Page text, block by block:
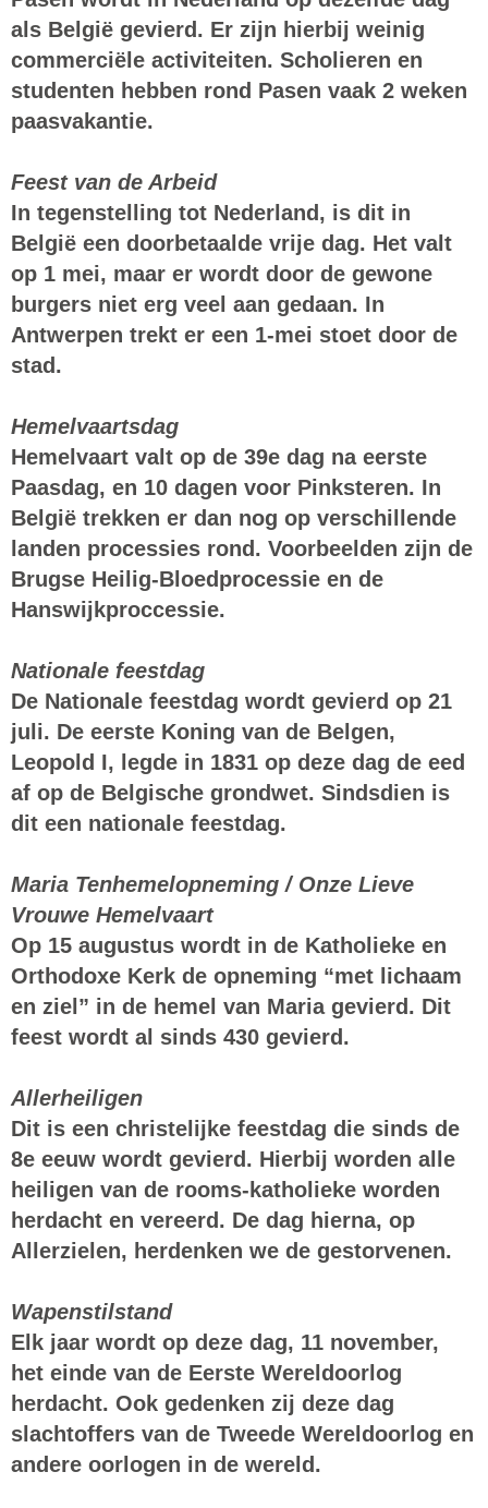
als België gevierd. Er zijn hierbij weinig
commerciële activiteiten. Scholieren en
studenten hebben rond Pasen vaak 2 weken
paasvakantie.
Feest van de Arbeid
In tegenstelling tot Nederland, is dit in
België een doorbetaalde vrije dag. Het valt
op 1 mei, maar er wordt door de gewone
burgers niet erg veel aan gedaan. In
Antwerpen trekt er een 1-mei stoet door de
stad.
Hemelvaartsdag
Hemelvaart valt op de 39e dag na eerste
Paasdag, en 10 dagen voor Pinksteren. In
België trekken er dan nog op verschillende
landen processies rond. Voorbeelden zijn de
Brugse Heilig-Bloedprocessie en de
Hanswijkproccessie.
Nationale feestdag
De Nationale feestdag wordt gevierd op 21
juli. De eerste Koning van de Belgen,
Leopold I, legde in 1831 op deze dag de eed
af op de Belgische grondwet. Sindsdien is
dit een nationale feestdag.
Maria Tenhemelopneming / Onze Lieve
Vrouwe Hemelvaart
Op 15 augustus wordt in de Katholieke en
Orthodoxe Kerk de opneming “met lichaam
en ziel” in de hemel van Maria gevierd. Dit
feest wordt al sinds 430 gevierd.
Allerheiligen
Dit is een christelijke feestdag die sinds de
8e eeuw wordt gevierd. Hierbij worden alle
heiligen van de rooms-katholieke worden
herdacht en vereerd. De dag hierna, op
Allerzielen, herdenken we de gestorvenen.
Wapenstilstand
Elk jaar wordt op deze dag, 11 november,
het einde van de Eerste Wereldoorlog
herdacht. Ook gedenken zij deze dag
slachtoffers van de Tweede Wereldoorlog en
andere oorlogen in de wereld.